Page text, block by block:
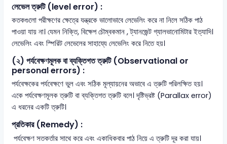
লেভেল ত্রুটি (level error) :
কতকগুলো পরীক্ষণের ক্ষেত্রে যন্ত্রকে ভালোভাবে লেভেলিং করে না নিলে সঠিক পাঠ
পাওয়া যায় না। যেমন নিক্তি, বিক্ষেপ চৌম্বকমান , ট্যানজেন্ট গ্যালভানোমিটার ইত্যাদি।
লেভেলিং এবং স্পিরিট লেভেলের সাহায্যে লেভেলিং করে নিতে হয়।
(২) পর্যবেক্ষণমূলক বা ব্যক্তিগত ত্রুটি (Observational or
personal errors) :
পর্যবেক্ষকের পর্যবেক্ষণে ভুল এবং সঠিক মূল্যায়নের অভাবে এ ত্রুটি পরিলক্ষিত হয়।
একে পর্যবেক্ষণমূলক ত্রুটি বা ব্যক্তিগত ত্রুটি বলে। দৃষ্টিভ্রষ্ট (Parallax error)
এ ধরনের একটি ত্রুটি।
প্রতিকার (Remedy) :
পর্যবেক্ষণ সতকর্তার সাথে করে এবং একাধিকবার পাঠ নিয়ে এ ত্রুটি দূর করা যায়।